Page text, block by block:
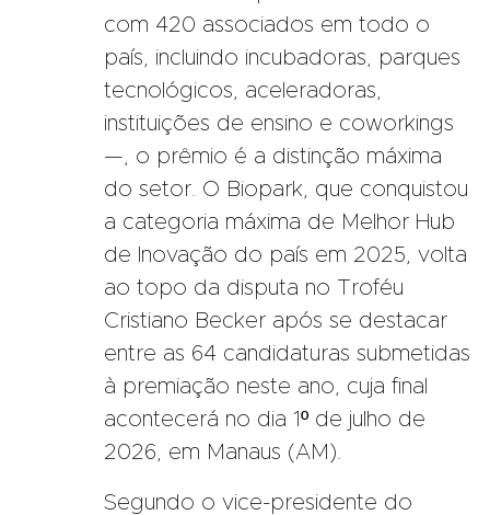
com 420 associados em todo o
país, incluindo incubadoras, parques
tecnológicos, aceleradoras,
instituições de ensino e coworkings
—, o prêmio é a distinção máxima
do setor. O Biopark, que conquistou
a categoria máxima de Melhor Hub
de Inovação do país em 2025, volta
ao topo da disputa no Troféu
Cristiano Becker após se destacar
entre as 64 candidaturas submetidas
à premiação neste ano, cuja final
acontecerá no dia 1º de julho de
2026, em Manaus (AM).
Segundo o vice-presidente do